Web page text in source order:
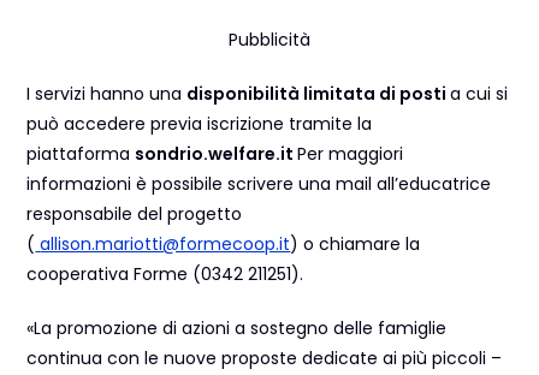
Pubblicità
I servizi hanno una disponibilità limitata di postia cui si
può accedere previa iscrizione tramite la
piattaforma sondrio.welfare.itPer maggiori
informazioni è possibile scrivere una mail all’educatrice
responsabile del progetto
( allison.mariotti@formecoop.it) o chiamare la
cooperativa Forme (0342 211251).
«La promozione di azioni a sostegno delle famiglie
continua con le nuove proposte dedicate ai più piccoli –